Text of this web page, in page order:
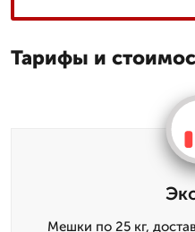
Тарифы и
Мешки по 25 кг,